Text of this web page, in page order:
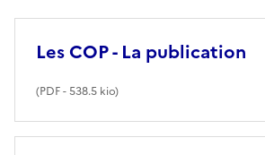
Les COP - La publication
(PDF- 538.5 kio)